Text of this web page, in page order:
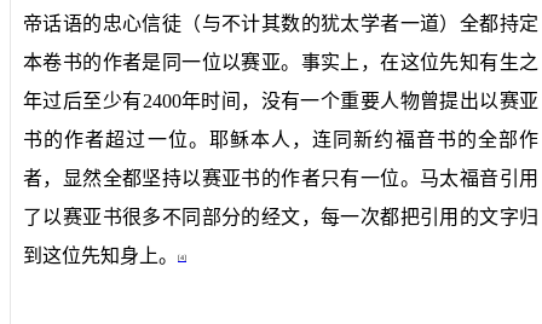
帝话语的忠心信徒（与不计其数的犹太学者一道）全都持定
本卷书的作者是同一位以赛亚。事实上，在这位先知有生之
年过后至少有2400年时间， 没有一个重要人物曾提出以赛亚
书的作者超过一位。耶稣本人，连同新约福音书的全部作
者，显然全都坚持以赛亚书的作者只有一位。马太福音引用
了以赛亚书很多不同部分的经文，每一次都把引用的文字归
到这位先知身上。
[4]